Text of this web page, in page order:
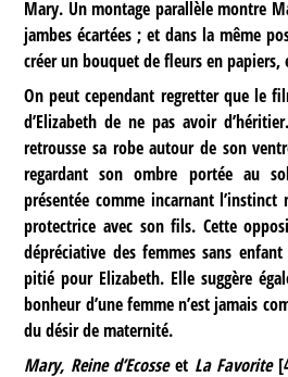
Mary. Un montage parallèle montre
jambes écartées ; et dans la même
créer un bouquet de fleurs en papiers,
On peut cependant regretter que le
d’Elizabeth de ne pas avoir
retrousse sa robe autour de son
regardant son ombre portée au
présentée comme incarnant
protectrice avec son fils. Cette
dépréciative des femmes sans
pitié pour Elizabeth. Elle suggère
bonheur d’une femme n’est jamais
du désir de maternité.
Mary, Reine d’Ecosseet La Favorite[